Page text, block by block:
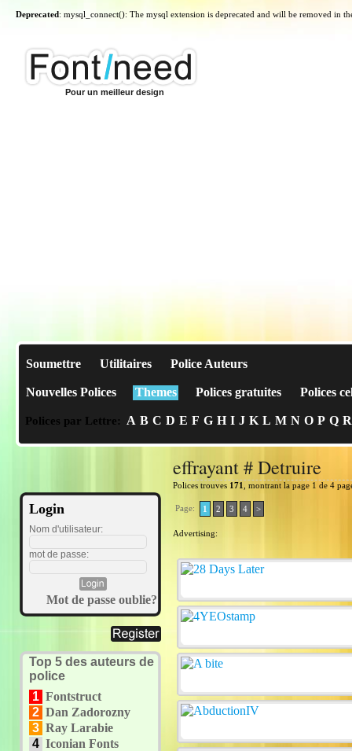
Deprecated: mysql_connect(): The mysql extension is deprecated and will be removed in
Pour un meilleur design
Soumettre Utilitaires Police Auteurs
Nouvelles Polices Themes Polices gratuites Polices
Polices par Lettre: A B C D E F G H I J K L M N O P Q R
Login
Nom d'utilisateur:
mot de passe:
Mot de passe oublie?
Top 5 des auteurs de
police
1 Fontstruct
2 Dan Zadorozny
3 Ray Larabie
4 Iconian Fonts
effrayant # Detruire
Polices trouves 171 , montrant la page 1 de 4
Page: 1 2 3 4 >
Advertising: